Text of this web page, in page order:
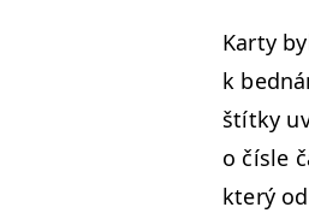
Kar­ty
k
štítky
o čísle
který